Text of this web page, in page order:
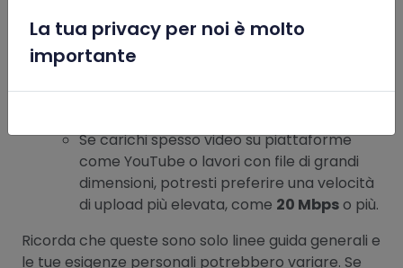
Upload:
Per l’invio di e-mail, la condivisione di foto
storage, una velocità dialmeno 5-10
Se carichi spesso video su piattaforme
come YouTube o lavori con file di grandi
dimensioni, potresti preferire una velocità
di upload più elevata, come 20 Mbpso più.
Ricorda che queste sono solo linee guida generali e
le tue esigenze personali potrebbero variare. Se
La tua privacy per noi è molto
importante